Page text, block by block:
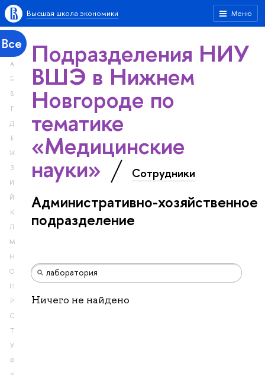
Меню
Высшая школа экономики
Все
А
Б
В
Г
Д
Е
Ж
З
И
Й
К
Л
М
Н
О
П
Р
С
Т
У
Ф
Подразделения НИУ
ВШЭ в Нижнем
Новгороде по
тематике
«Медицинские
науки» Сотрудники
Административно-хозяйственное
подразделение
Ничего не найдено